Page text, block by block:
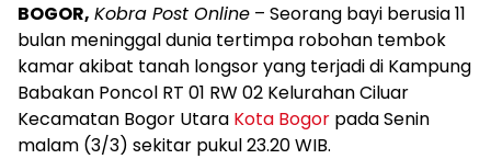
BOGOR, Kobra Post Online – Seorang bayi berusia 11
bulan meninggal dunia tertimpa robohan tembok
kamar akibat tanah longsor yang terjadi di Kampung
Babakan Poncol RT 01 RW 02 Kelurahan Ciluar
Kecamatan Bogor Utara Kota Bogor pada Senin
malam (3/3) sekitar pukul 23.20 WIB.